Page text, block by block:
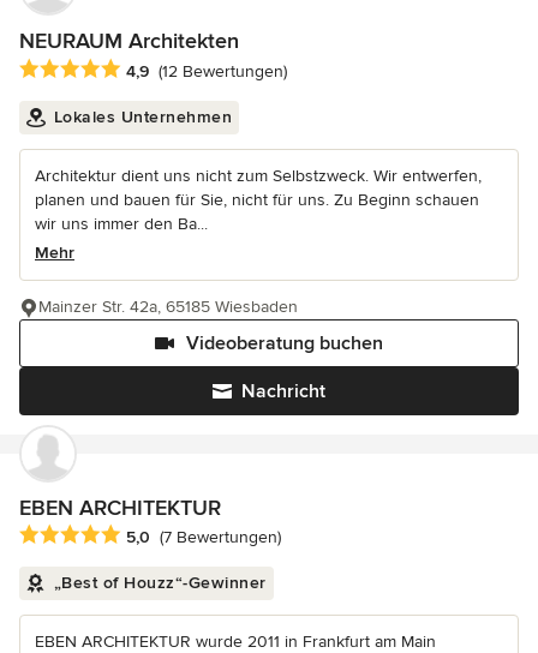
NEURAUM Architekten
Durchschnittliche Bewertung: 4.9 von 5 Sternen
4,9 (12 Bewertungen)
Lokales Unternehmen
Architektur dient uns nicht zum Selbstzweck. Wir entwerfen,
planen und bauen für Sie, nicht für uns. Zu Beginn schauen
wir uns immer den Ba...
Mehr
Nachricht
Videoberatung buchen
Mainzer Str. 42a, 65185 Wiesbaden
EBEN ARCHITEKTUR
Durchschnittliche Bewertung: 5 von 5 Sternen
5,0 (7 Bewertungen)
„Best of Houzz“-Gewinner
EBEN ARCHITEKTUR wurde 2011 in Frankfurt am Main